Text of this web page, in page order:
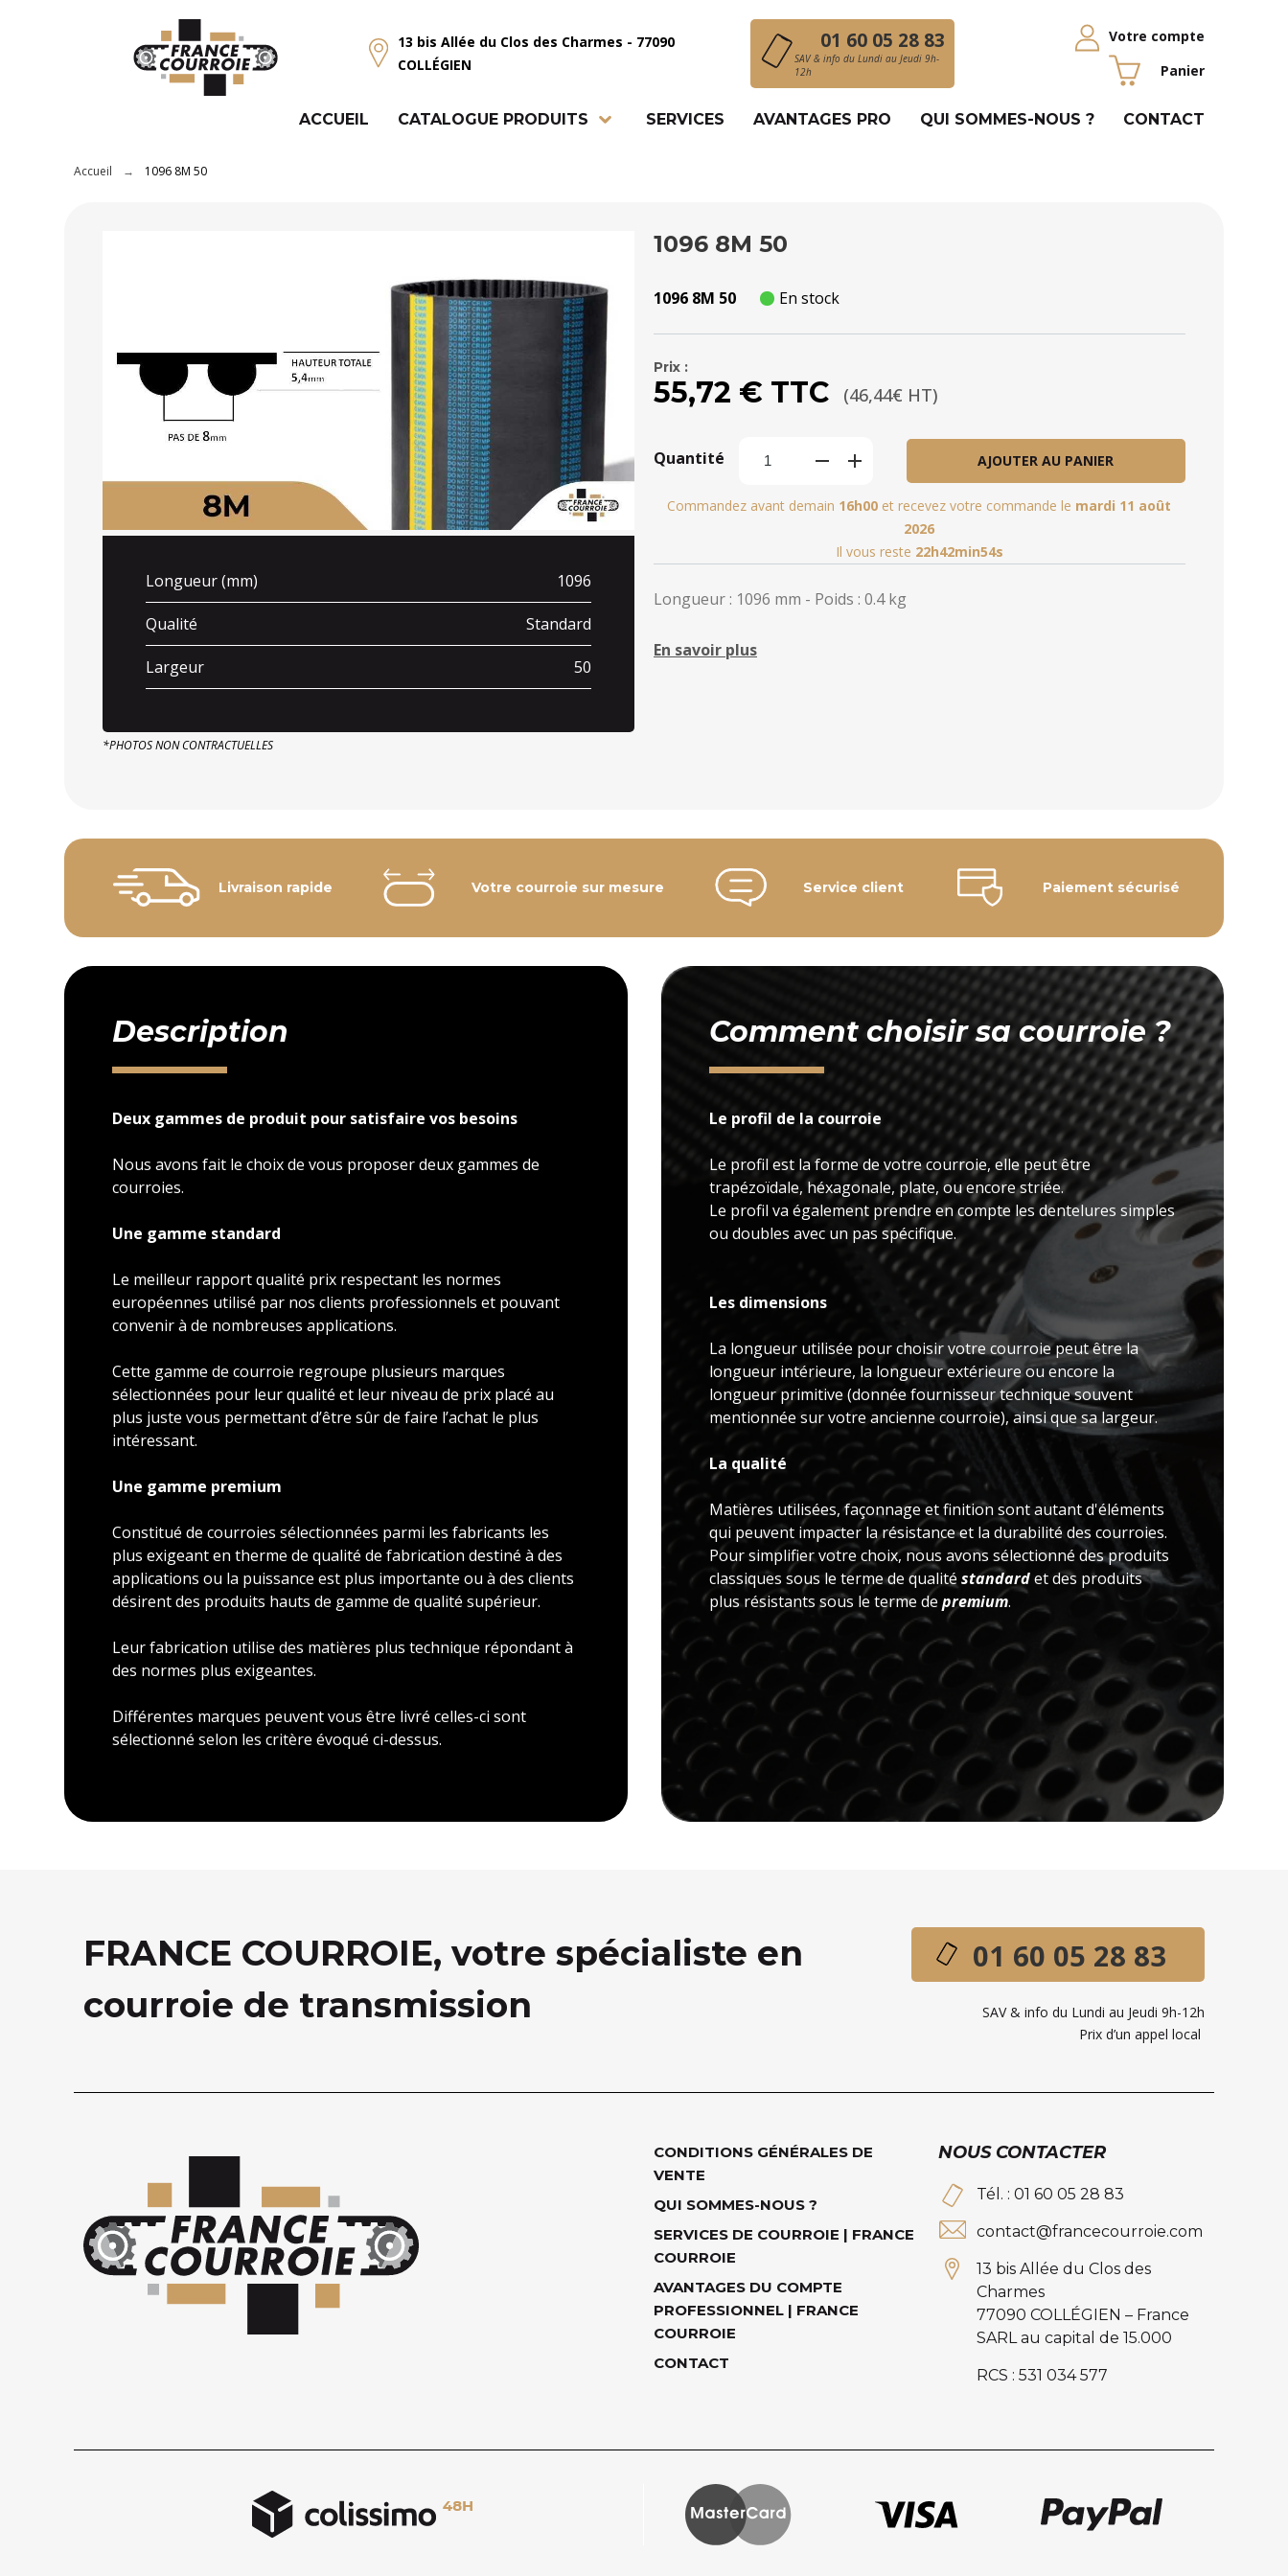
13 bis Allée du Clos des Charmes - 77090
COLLÉGIEN
01 60 05 28 83
SAV & info du Lundi au Jeudi 9h-
12h
Votre compte
Panier
ACCUEIL CATALOGUE PRODUITS SERVICES AVANTAGES PRO QUI SOMMES-NOUS ? CONTACT
Accueil 1096 8M 50
Longueur (mm) 1096
Qualité Standard
Largeur 50
*PHOTOS NON CONTRACTUELLES
1096 8M 50
1096 8M 50 En stock
Prix :
55,72 € TTC (46,44€ HT)
Quantité AJOUTER AU PANIER
Commandez avant demain 16h00 et recevez votre commande le mardi 11 août
2026
Il vous reste 22h42min53s
Longueur : 1096 mm - Poids : 0.4 kg
En savoir plus
Livraison rapide Votre courroie sur mesure Service client Paiement sécurisé
Description
Deux gammes de produit pour satisfaire vos besoins
Nous avons fait le choix de vous proposer deux gammes de
courroies.
Une gamme standard
Le meilleur rapport qualité prix respectant les normes
européennes utilisé par nos clients professionnels et pouvant
convenir à de nombreuses applications.
Cette gamme de courroie regroupe plusieurs marques
sélectionnées pour leur qualité et leur niveau de prix placé au
plus juste vous permettant d’être sûr de faire l’achat le plus
intéressant.
Une gamme premium
Constitué de courroies sélectionnées parmi les fabricants les
plus exigeant en therme de qualité de fabrication destiné à des
applications ou la puissance est plus importante ou à des clients
désirent des produits hauts de gamme de qualité supérieur.
Leur fabrication utilise des matières plus technique répondant à
des normes plus exigeantes.
Différentes marques peuvent vous être livré celles-ci sont
sélectionné selon les critère évoqué ci-dessus.
Comment choisir sa courroie ?
Le profil de la courroie
Le profil est la forme de votre courroie, elle peut être
trapézoïdale, héxagonale, plate, ou encore striée.
Le profil va également prendre en compte les dentelures simples
ou doubles avec un pas spécifique.
Les dimensions
La longueur utilisée pour choisir votre courroie peut être la
longueur intérieure, la longueur extérieure ou encore la
longueur primitive (donnée fournisseur technique souvent
mentionnée sur votre ancienne courroie), ainsi que sa largeur.
La qualité
Matières utilisées, façonnage et finition sont autant d'éléments
qui peuvent impacter la résistance et la durabilité des courroies.
Pour simplifier votre choix, nous avons sélectionné des produits
classiques sous le terme de qualité standardet des produits
plus résistants sous le terme de premium.
FRANCE COURROIE, votre spécialiste en
courroie de transmission
01 60 05 28 83
SAV & info du Lundi au Jeudi 9h-12h
Prix d’un appel local
CONDITIONS GÉNÉRALES DE
VENTE
QUI SOMMES-NOUS ?
SERVICES DE COURROIE | FRANCE
COURROIE
AVANTAGES DU COMPTE
PROFESSIONNEL | FRANCE
COURROIE
CONTACT
NOUS CONTACTER
Tél. : 01 60 05 28 83
contact@francecourroie.com
13 bis Allée du Clos des
Charmes
77090 COLLÉGIEN – France
SARL au capital de 15.000
RCS : 531 034 577